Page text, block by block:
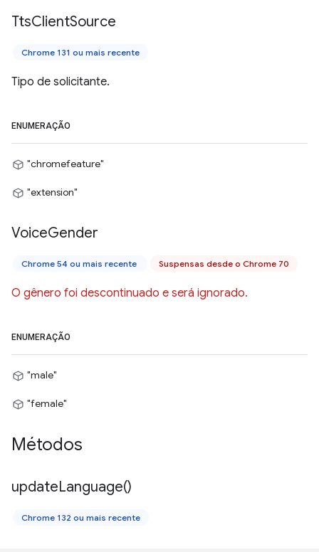
TtsClientSource
Chrome 131 ou mais recente
Tipo de solicitante.
ENUMERAÇÃO
"chromefeature"
"extension"
VoiceGender
Chrome 54 ou mais recente Suspensas desde o Chrome 70
O gênero foi descontinuado e será ignorado.
ENUMERAÇÃO
"male"
"female"
Métodos
updateLanguage()
Chrome 132 ou mais recente